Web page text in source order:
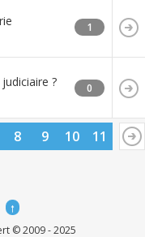
1
? 0
8 9 10 11
↑
© 2009 - 2025